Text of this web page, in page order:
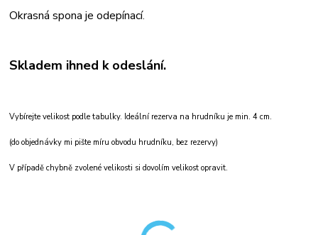
Okrasná spona je odepínací.
Skladem ihned k odeslání.
Vybírejte velikost podle tabulky. Ideální rezerva na hrudníku je min. 4 cm.
(do objednávky mi pište míru obvodu hrudníku, bez rezervy)
V případě chybně zvolené velikosti si dovolím velikost opravit.